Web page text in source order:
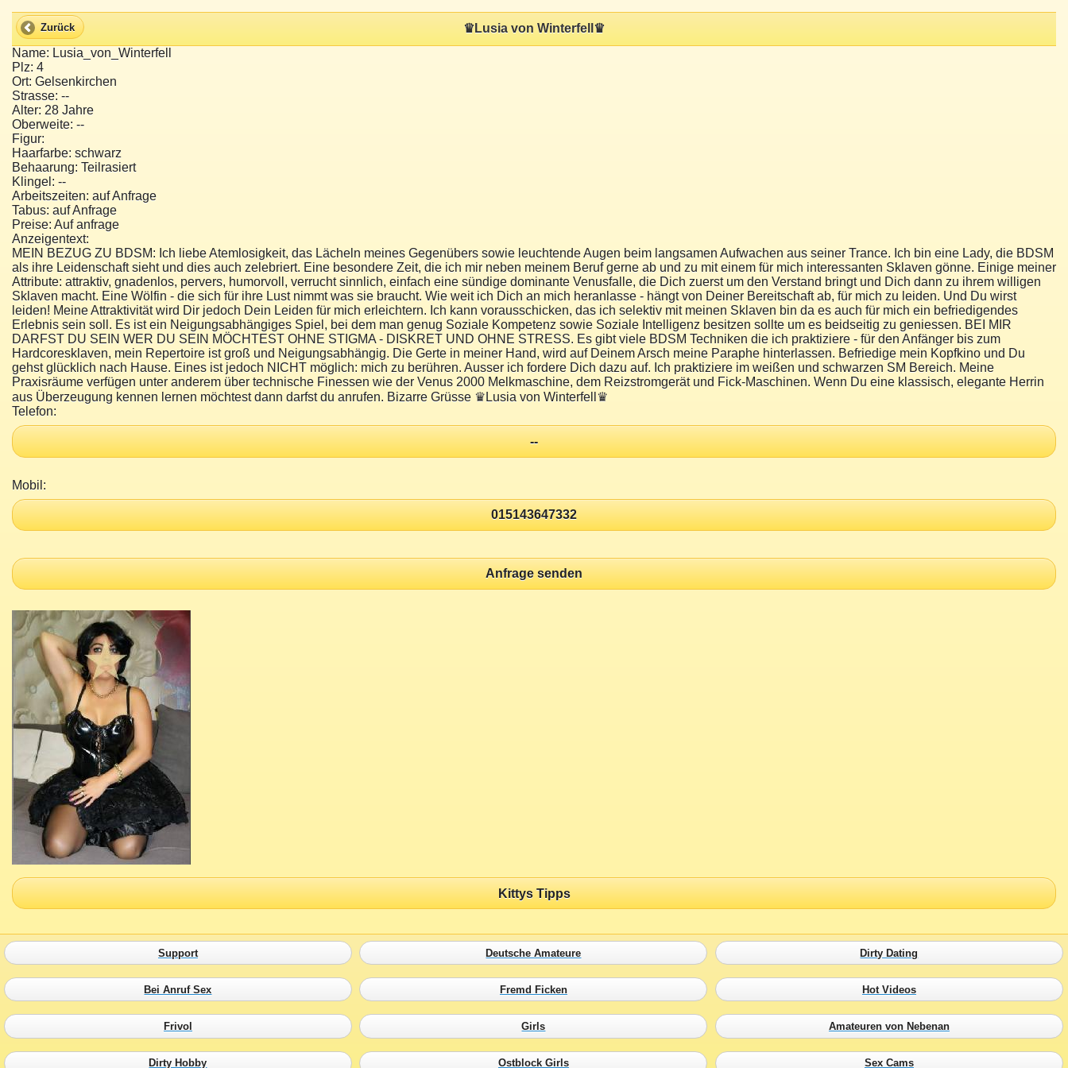
Zurück
♛Lusia von Winterfell♛
Name: Lusia_von_Winterfell
Plz: 4
Ort: Gelsenkirchen
Strasse: --
Alter: 28 Jahre
Oberweite: --
Figur:
Haarfarbe: schwarz
Behaarung: Teilrasiert
Klingel: --
Arbeitszeiten: auf Anfrage
Tabus: auf Anfrage
Preise: Auf anfrage
Anzeigentext:
MEIN BEZUG ZU BDSM: Ich liebe Atemlosigkeit, das Lächeln meines Gegenübers sowie leuchtende Augen beim langsamen Aufwachen aus seiner Trance. Ich bin eine Lady, die BDSM
als ihre Leidenschaft sieht und dies auch zelebriert. Eine besondere Zeit, die ich mir neben meinem Beruf gerne ab und zu mit einem für mich interessanten Sklaven gönne. Einige meiner
Attribute: attraktiv, gnadenlos, pervers, humorvoll, verrucht sinnlich, einfach eine sündige dominante Venusfalle, die Dich zuerst um den Verstand bringt und Dich dann zu ihrem willigen
Sklaven macht. Eine Wölfin - die sich für ihre Lust nimmt was sie braucht. Wie weit ich Dich an mich heranlasse - hängt von Deiner Bereitschaft ab, für mich zu leiden. Und Du wirst
leiden! Meine Attraktivität wird Dir jedoch Dein Leiden für mich erleichtern. Ich kann vorausschicken, das ich selektiv mit meinen Sklaven bin da es auch für mich ein befriedigendes
Erlebnis sein soll. Es ist ein Neigungsabhängiges Spiel, bei dem man genug Soziale Kompetenz sowie Soziale Intelligenz besitzen sollte um es beidseitig zu geniessen. BEI MIR
DARFST DU SEIN WER DU SEIN MÖCHTEST OHNE STIGMA - DISKRET UND OHNE STRESS. Es gibt viele BDSM Techniken die ich praktiziere - für den Anfänger bis zum
Hardcoresklaven, mein Repertoire ist groß und Neigungsabhängig. Die Gerte in meiner Hand, wird auf Deinem Arsch meine Paraphe hinterlassen. Befriedige mein Kopfkino und Du
gehst glücklich nach Hause. Eines ist jedoch NICHT möglich: mich zu berühren. Ausser ich fordere Dich dazu auf. Ich praktiziere im weißen und schwarzen SM Bereich. Meine
Praxisräume verfügen unter anderem über technische Finessen wie der Venus 2000 Melkmaschine, dem Reizstromgerät und Fick-Maschinen. Wenn Du eine klassisch, elegante Herrin
aus Überzeugung kennen lernen möchtest dann darfst du anrufen. Bizarre Grüsse ♛Lusia von Winterfell♛
Telefon:
--
Mobil:
015143647332
Anfrage senden
Kittys Tipps
Support Deutsche Amateure Dirty Dating
Bei Anruf Sex Fremd Ficken Hot Videos
Frivol Girls Amateuren von Nebenan
Dirty Hobby Ostblock Girls Sex Cams